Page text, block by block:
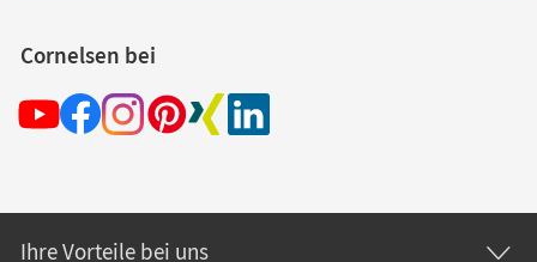
Cornelsen bei
Ihre Vorteile bei uns